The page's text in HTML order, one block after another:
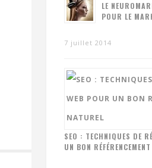
LE
POUR LE
7 juillet 2014
SEO : TECHNIQUES DE
UN BON